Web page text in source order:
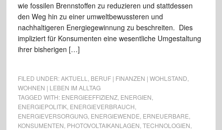
wie fossilen Brennstoffen zu reduzieren und stattdessen
den Weg hin zu einer umweltbewussteren und
nachhaltigeren Energiegewinnung zu beschreiten. Dies
impliziert für Konsumenten eine wesentliche Umgestaltung
ihrer bisherigen […]
FILED UNDER:AKTUELL BERUF | FINANZEN | WOHLSTAND
WOHNEN | LEBEN IM ALLTAG
TAGGED WITH: ENERGIEEFFIZIENZ, ENERGIEN
ENERGIEPOLITIK, ENERGIEVERBRAUCH
ENERGIEVERSORGUNG, ENERGIEWENDE ERNEUERBARE
KONSUMENTEN PHOTOVOLTAIKANLAGEN TECHNOLOGIEN